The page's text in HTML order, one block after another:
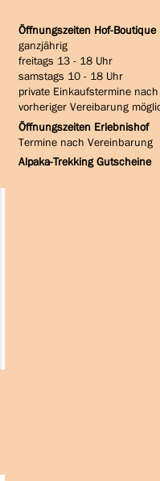
Öffnungszeiten Hof-Boutique
ganzjährig
freitags 13 - 18 Uhr
samstags 10 - 18 Uhr
private Einkaufstermine nach
vorheriger Vereibarung
Öffnungszeiten Erlebnishof
Termine nach Vereinbarung
Alpaka-Trekking Gutscheine